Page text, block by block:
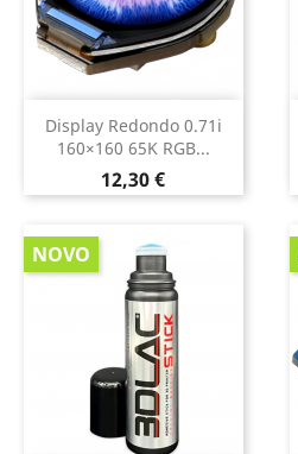
Display Redondo 0.71i
160×160 65K RGB...
Preço
12,30 €
NOVO